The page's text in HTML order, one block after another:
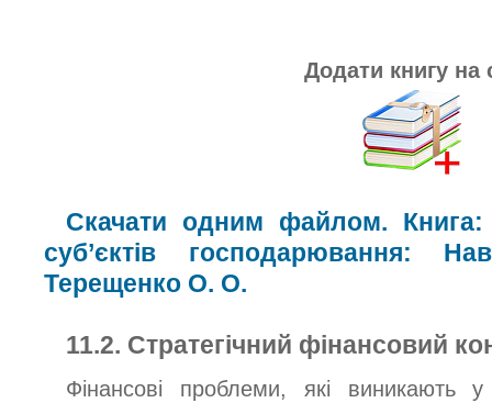
Додати книгу на
Скачати одним файлом. Книга:
суб’єктів господарювання:
Терещенко О. О.
11.2. Стратегічний фінансовий
Фінансові проблеми, які виникають у